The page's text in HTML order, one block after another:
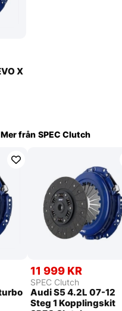
X
Mer från SPEC Clutch
11 999 KR
SPEC Clutch
Audi S5 4.2L 07-12
Steg 1 Kopplingskit